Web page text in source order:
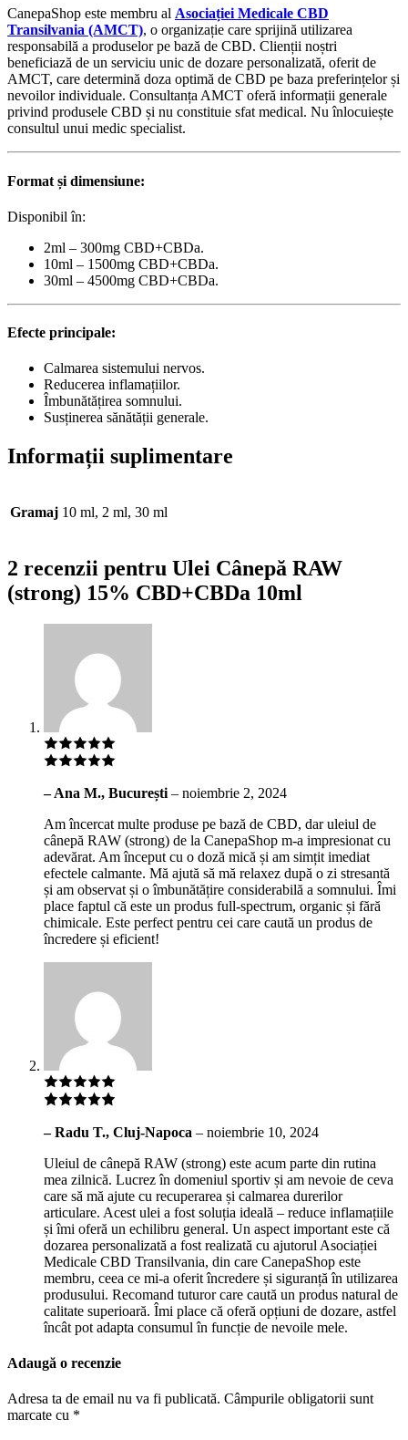
CanepaShop este membru al Asociației Medicale CBD
Transilvania (AMCT), o organizație care sprijină utilizarea
responsabilă a produselor pe bază de CBD. Clienții noștri
beneficiază de un serviciu unic de dozare personalizată, oferit de
AMCT, care determină doza optimă de CBD pe baza preferințelor și
nevoilor individuale. Consultanța AMCT oferă informații generale
privind produsele CBD și nu constituie sfat medical. Nu înlocuiește
consultul unui medic specialist.
Format și dimensiune:
Disponibil în:
2ml – 300mg CBD+CBDa.
10ml – 1500mg CBD+CBDa.
30ml – 4500mg CBD+CBDa.
Efecte principale:
Calmarea sistemului nervos.
Reducerea inflamațiilor.
Îmbunătățirea somnului.
Susținerea sănătății generale.
Informații suplimentare
Gramaj 10 ml, 2 ml, 30 ml
2 recenzii pentru Ulei Cânepă RAW
(strong) 15% CBD+CBDa 10ml
– Ana M., București – noiembrie 2, 2024
Am încercat multe produse pe bază de CBD, dar uleiul de
cânepă RAW (strong) de la CanepaShop m-a impresionat cu
adevărat. Am început cu o doză mică și am simțit imediat
efectele calmante. Mă ajută să mă relaxez după o zi stresantă
și am observat și o îmbunătățire considerabilă a somnului. Îmi
place faptul că este un produs full-spectrum, organic și fără
chimicale. Este perfect pentru cei care caută un produs de
încredere și eficient!
– Radu T., Cluj-Napoca – noiembrie 10, 2024
Uleiul de cânepă RAW (strong) este acum parte din rutina
mea zilnică. Lucrez în domeniul sportiv și am nevoie de ceva
care să mă ajute cu recuperarea și calmarea durerilor
articulare. Acest ulei a fost soluția ideală – reduce inflamațiile
și îmi oferă un echilibru general. Un aspect important este că
dozarea personalizată a fost realizată cu ajutorul Asociației
Medicale CBD Transilvania, din care CanepaShop este
membru, ceea ce mi-a oferit încredere și siguranță în utilizarea
produsului. Recomand tuturor care caută un produs natural de
calitate superioară. Îmi place că oferă opțiuni de dozare, astfel
încât pot adapta consumul în funcție de nevoile mele.
Adaugă o recenzie
Adresa ta de email nu va fi publicată. Câmpurile obligatorii sunt
marcate cu *